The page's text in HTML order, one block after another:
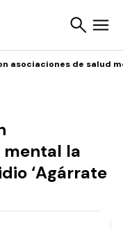
asociaciones de salud
mental la
‘Agárrate